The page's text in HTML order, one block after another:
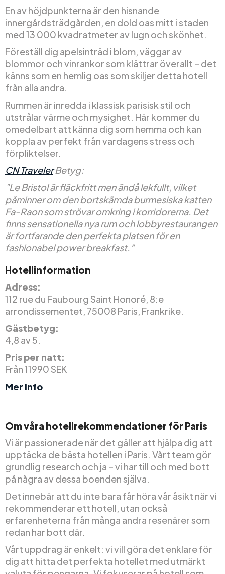
En av höjdpunkterna är den hisnande
innergårdsträdgården, en dold oas mitt i staden
med 13 000 kvadratmeter av lugn och skönhet.
Föreställ dig apelsinträd i blom, väggar av
blommor och vinrankor som klättrar överallt – det
känns som en hemlig oas som skiljer detta hotell
från alla andra.
Rummen är inredda i klassisk parisisk stil och
utstrålar värme och mysighet. Här kommer du
omedelbart att känna dig som hemma och kan
koppla av perfekt från vardagens stress och
förpliktelser.
CN TravelerBetyg:
”Le Bristol är fläckfritt men ändå lekfullt, vilket
påminner om den bortskämda burmesiska katten
Fa-Raon som strövar omkring i korridorerna. Det
finns sensationella nya rum och lobbyrestaurangen
är fortfarande den perfekta platsen för en
fashionabel power breakfast.”
Hotellinformation
Adress:
112 rue du Faubourg Saint Honoré, 8:e
arrondissementet, 75008 Paris, Frankrike.
Gästbetyg:
4,8 av 5.
Pris per natt:
Från 11990 SEK
Mer info
Om våra hotellrekommendationer för Paris
Vi är passionerade när det gäller att hjälpa dig att
upptäcka de bästa hotellen i Paris. Vårt team gör
grundlig research och ja – vi har till och med bott
på några av dessa boenden själva.
Det innebär att du inte bara får höra vår åsikt när vi
rekommenderar ett hotell, utan också
erfarenheterna från många andra resenärer som
redan har bott där.
Vårt uppdrag är enkelt: vi vill göra det enklare för
dig att hitta det perfekta hotellet med utmärkt